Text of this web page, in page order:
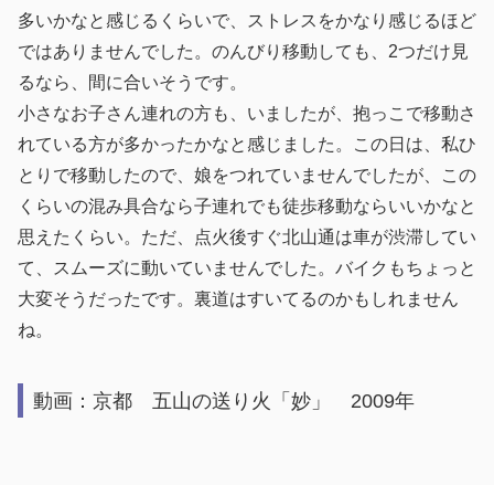
多いかなと感じるくらいで、ストレスをかなり感じるほど
ではありませんでした。のんびり移動しても、2つだけ見
るなら、間に合いそうです。
小さなお子さん連れの方も、いましたが、抱っこで移動さ
れている方が多かったかなと感じました。この日は、私ひ
とりで移動したので、娘をつれていませんでしたが、この
くらいの混み具合なら子連れでも徒歩移動ならいいかなと
思えたくらい。ただ、点火後すぐ北山通は車が渋滞してい
て、スムーズに動いていませんでした。バイクもちょっと
大変そうだったです。裏道はすいてるのかもしれません
ね。
動画：京都 五山の送り火「妙」 2009年